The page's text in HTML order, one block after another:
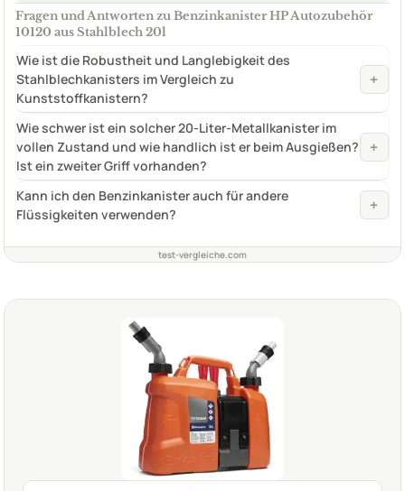
Fragen und Antworten zu Benzinkanister HP Autozubehör
10120 aus Stahlblech 20l
Wie ist die Robustheit und Langlebigkeit des
Stahlblechkanisters im Vergleich zu
Kunststoffkanistern?
+
Wie schwer ist ein solcher 20-Liter-Metallkanister im
vollen Zustand und wie handlich ist er beim Ausgießen?
Ist ein zweiter Griff vorhanden?
+
Kann ich den Benzinkanister auch für andere
Flüssigkeiten verwenden?
+
test-vergleiche.com